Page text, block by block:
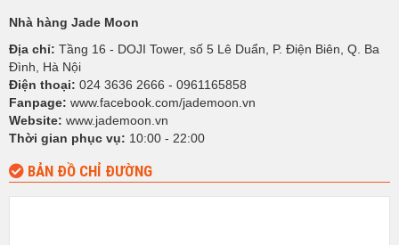
Nhà hàng Jade Moon
Địa chỉ: Tầng 16 - DOJI Tower, số 5 Lê Duẩn, P. Điện Biên, Q. Ba
Đình, Hà Nội
Điện thoại: 024 3636 2666 - 0961165858
Fanpage: www.facebook.com/jademoon.vn
Website: www.jademoon.vn
Thời gian phục vụ: 10:00 - 22:00
BẢN ĐỒ CHỈ ĐƯỜNG